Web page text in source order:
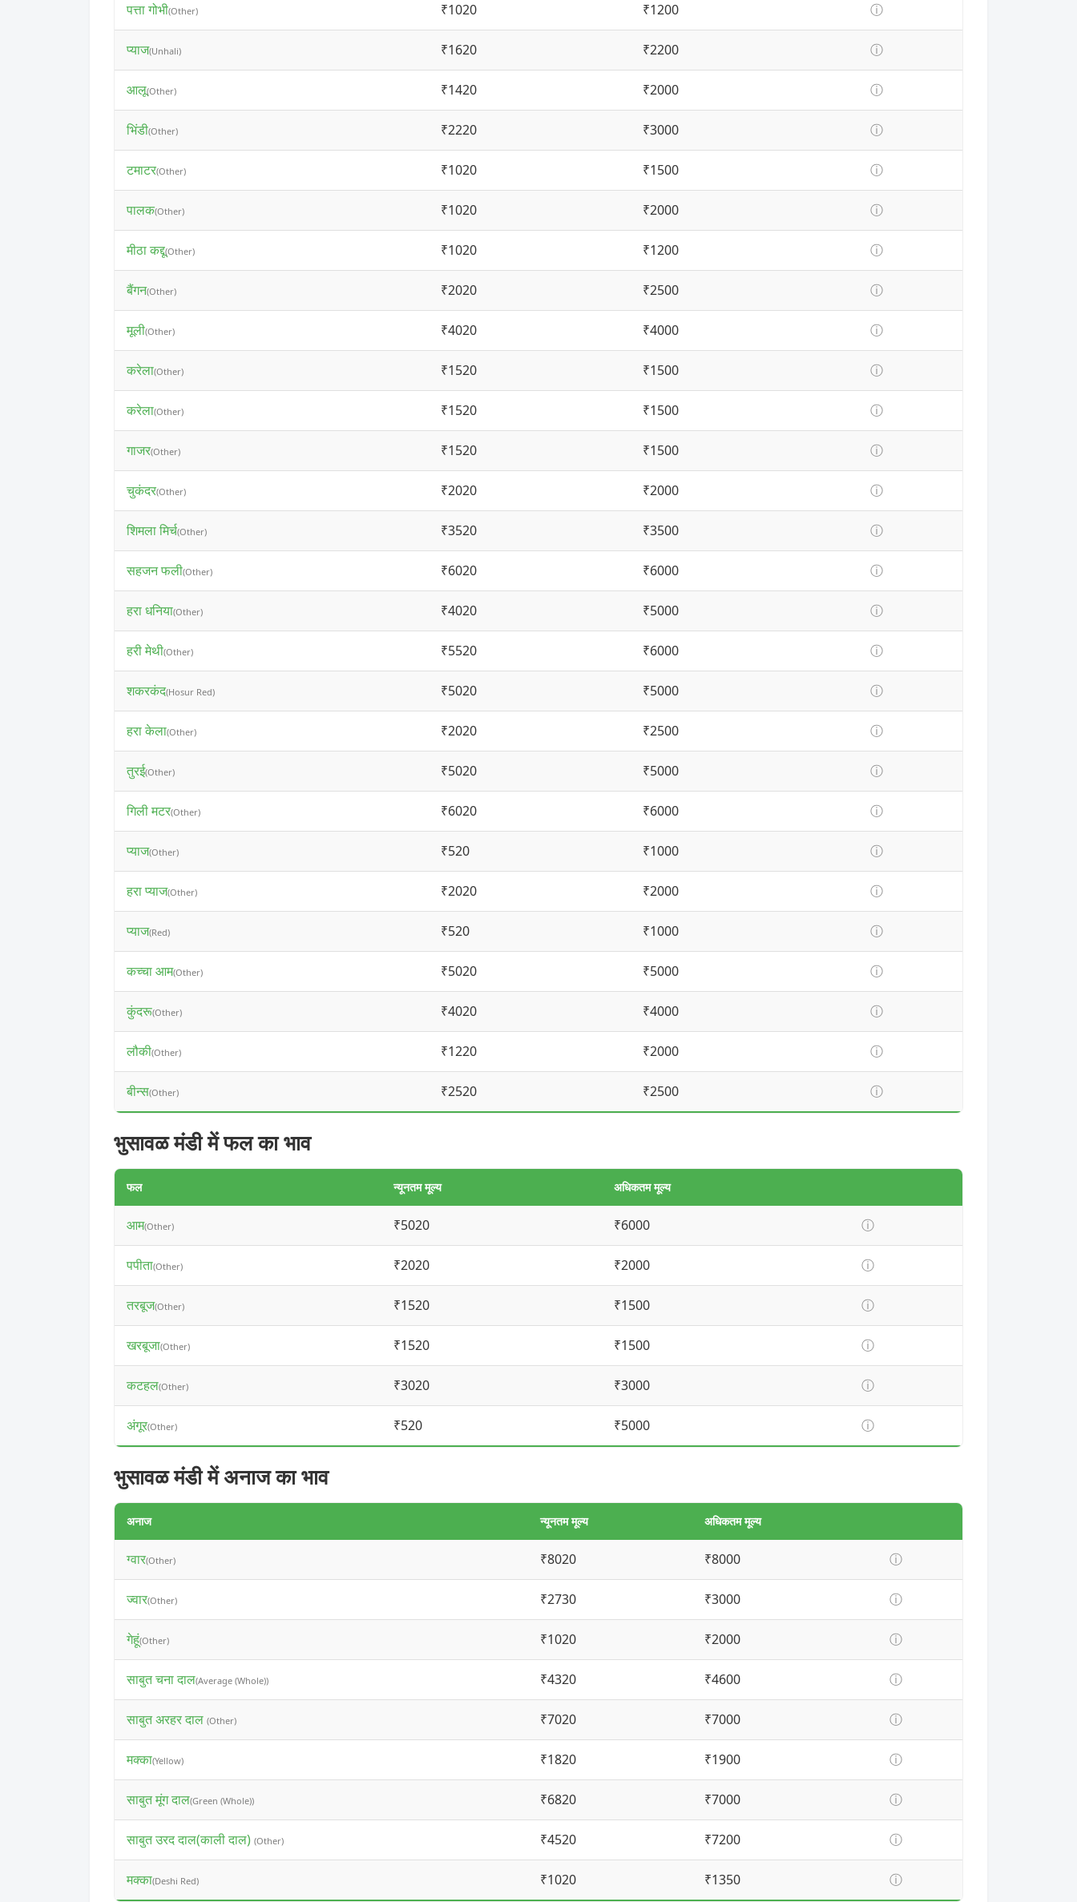
पत्ता गोभी(Other) ₹1020 ₹1200 ⓘ
प्याज(Unhali) ₹1620 ₹2200 ⓘ
आलू(Other) ₹1420 ₹2000 ⓘ
भिंडी(Other) ₹2220 ₹3000 ⓘ
टमाटर(Other) ₹1020 ₹1500 ⓘ
पालक(Other) ₹1020 ₹2000 ⓘ
मीठा कद्दू(Other) ₹1020 ₹1200 ⓘ
बैंगन(Other) ₹2020 ₹2500 ⓘ
मूली(Other) ₹4020 ₹4000 ⓘ
करेला(Other) ₹1520 ₹1500 ⓘ
करेला(Other) ₹1520 ₹1500 ⓘ
गाजर(Other) ₹1520 ₹1500 ⓘ
चुकंदर(Other) ₹2020 ₹2000 ⓘ
शिमला मिर्च(Other) ₹3520 ₹3500 ⓘ
सहजन फली(Other) ₹6020 ₹6000 ⓘ
हरा धनिया(Other) ₹4020 ₹5000 ⓘ
हरी मेथी(Other) ₹5520 ₹6000 ⓘ
शकरकंद(Hosur Red) ₹5020 ₹5000 ⓘ
हरा केला(Other) ₹2020 ₹2500 ⓘ
तुरई(Other) ₹5020 ₹5000 ⓘ
गिली मटर(Other) ₹6020 ₹6000 ⓘ
प्याज(Other) ₹520 ₹1000 ⓘ
हरा प्याज(Other) ₹2020 ₹2000 ⓘ
प्याज(Red) ₹520 ₹1000 ⓘ
कच्चा आम(Other) ₹5020 ₹5000 ⓘ
कुंदरू(Other) ₹4020 ₹4000 ⓘ
लौकी(Other) ₹1220 ₹2000 ⓘ
बीन्स(Other) ₹2520 ₹2500 ⓘ
भुसावळ मंडी में फल का भाव
फल न्यूनतम मूल्य अधिकतम मूल्य
आम(Other) ₹5020 ₹6000 ⓘ
पपीता(Other) ₹2020 ₹2000 ⓘ
तरबूज(Other) ₹1520 ₹1500 ⓘ
खरबूजा(Other) ₹1520 ₹1500 ⓘ
कटहल(Other) ₹3020 ₹3000 ⓘ
अंगूर(Other) ₹520 ₹5000 ⓘ
भुसावळ मंडी में अनाज का भाव
अनाज न्यूनतम मूल्य अधिकतम मूल्य
ग्वार(Other) ₹8020 ₹8000 ⓘ
ज्वार(Other) ₹2730 ₹3000 ⓘ
गेहूं(Other) ₹1020 ₹2000 ⓘ
साबुत चना दाल(Average (Whole)) ₹4320 ₹4600 ⓘ
साबुत अरहर दाल (Other) ₹7020 ₹7000 ⓘ
मक्का(Yellow) ₹1820 ₹1900 ⓘ
साबुत मूंग दाल(Green (Whole)) ₹6820 ₹7000 ⓘ
साबुत उरद दाल(काली दाल) (Other) ₹4520 ₹7200 ⓘ
मक्का(Deshi Red) ₹1020 ₹1350 ⓘ